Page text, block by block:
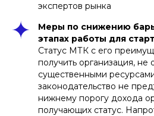
экспертов рынка
Меры по снижению
этапах работы для
Статус МТК с его
получить организация,
существенными
законодательство не
нижнему порогу дохода
получающих статус.